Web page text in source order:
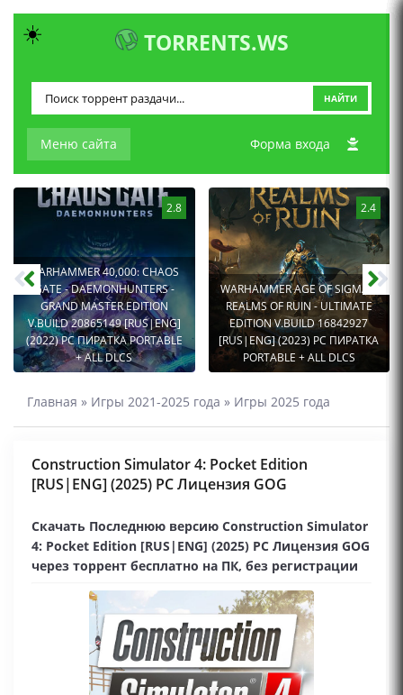
TORRENTS.WS
Меню сайта
НАЙТИ
Форма входа
2.8
WARHAMMER 40,000: CHAOS
GATE - DAEMONHUNTERS -
GRAND MASTER EDITION
V.BUILD 20865149 [RUS|ENG]
(2022) PC ПИРАТКА PORTABLE
+ ALL DLCS
2.4
WARHAMMER AGE OF SIGMAR:
REALMS OF RUIN - ULTIMATE
EDITION V.BUILD 16842927
[RUS|ENG] (2023) PC ПИРАТКА
PORTABLE + ALL DLCS
Главная » Игры 2021-2025 года » Игры 2025 года
Construction Simulator 4: Pocket Edition
[RUS|ENG] (2025) PC Лицензия GOG
Скачать Последнюю версию Construction Simulator
4: Pocket Edition [RUS|ENG] (2025) PC Лицензия GOG
через торрент бесплатно на ПК, без регистрации
☀️